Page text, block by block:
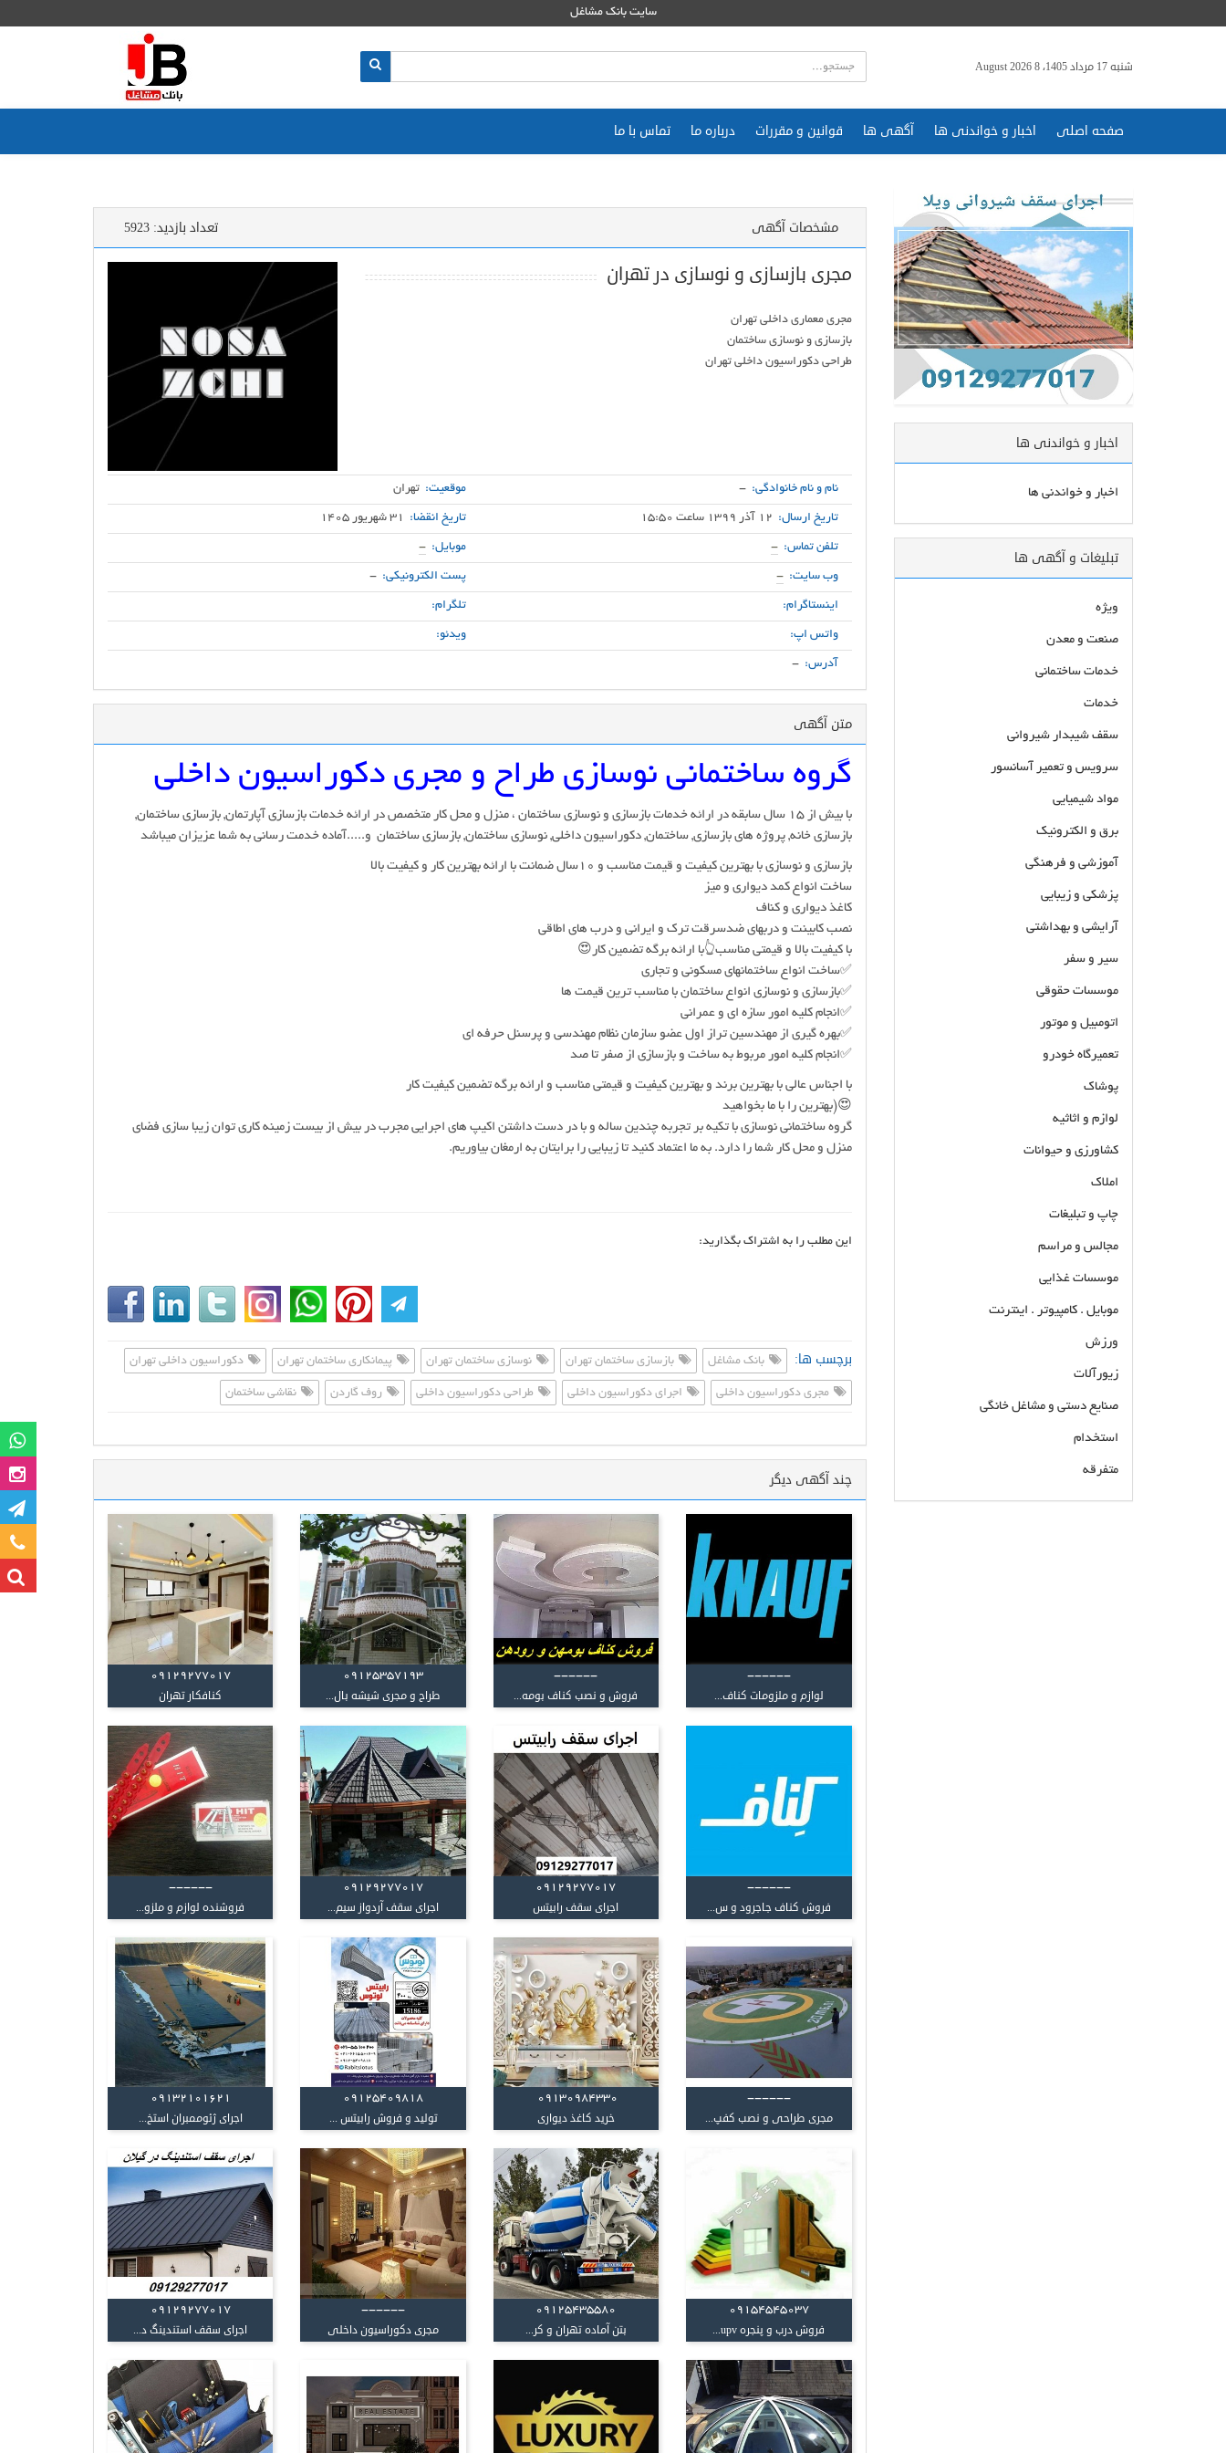
سایت بانک مشاغل
شنبه 17 مرداد 1405، 8 August 2026
صفحه اصلی اخبار و خواندنی ها آگهی ها قوانین و مقررات درباره ما تماس با ما
مشخصات آگهی تعداد بازدید: 5923
مجری بازسازی و نوسازی در تهران
طراحی دکوراسیون داخلی تهران
نام و نام خانوادگی: - موقعیت: تهران
تاریخ ارسال: 12 آذر 1399 ساعت 15:50 تاریخ انقضا: 31 شهریور 1405
تلفن تماس: - موبایل: -
وب سایت: - پست الکترونیکی: -
اینستاگرام: تلگرام:
واتس اپ: ویدئو:
آدرس: -
متن آگهی
گروه ساختمانی نوسازی طراح و مجری دکوراسیون داخلی
با بیش از 15 سال سابقه در ارائه خدمات بازسازی و نوسازی ساختمان ، منزل و محل کار متخصص در ارائه خدمات بازسازی آپارتمان, بازسازی ساختمان,
بازسازی خانه, پروژه های بازسازی, ساختمان, دکوراسیون داخلی, نوسازی ساختمان, بازسازی ساختمان و.....آماده خدمت رسانی به شما عزیزان میباشد
بازسازی و نوسازی با بهترین کیفیت و قیمت مناسب و ۱۰سال ضمانت با ارائه بهترین کار و کیفیت بالا
ساخت انواع کمد دیواری و میز
کاغذ دیواری و کناف
نصب کابینت و دربهای ضدسرقت ترک و ایرانی و درب های اطاقی
با کیفیت بالا و قیمتی مناسب👆با ارائه برگه تضمین کار😍
✅ساخت انواع ساختمانهای مسکونی و تجاری
✅بازسازی و نوسازی انواع ساختمان با مناسب ترین قیمت ها
✅انجام کلیه امور سازه ای و عمرانی
✅بهره گیری از مهندسین تراز اول عضو سازمان نظام مهندسی و پرسنل حرفه ای
✅انجام کلیه امور مربوط به ساخت و بازسازی از صفر تا صد
با اجناس عالی با بهترین برند و بهترین کیفیت و قیمتی مناسب و ارائه برگه تضمین کیفیت کار
😍(بهترین را با ما بخواهید
گروه ساختمانی نوسازی با تکیه بر تجربه چندین ساله و با در دست داشتن اکیپ های اجرایی مجرب در بیش از بیست زمینه کاری توان زیبا سازی فضای
منزل و محل کار شما را دارد. به ما اعتماد کنید تا زیبایی را برایتان به ارمغان بیاوریم.
این مطلب را به اشتراک بگذارید:
برچسب ها: بانک مشاغل بازسازی ساختمان تهران نوسازی ساختمان تهران پیمانکاری ساختمان تهران دکوراسیون داخلی تهران
مجری دکوراسیون داخلی اجرای دکوراسیون داخلی طراحی دکوراسیون داخلی روف گاردن نقاشی ساختمان
چند آگهی دیگر
------
لوازم و ملزومات کناف...
------
فروش و نصب کناف بومه...
09125357193
طراح و مجری شیشه بال...
09129277017
کنافکار تهران
------
فروش کناف جاجرود و س...
09129277017
اجرای سقف رابیتس
09129277017
اجرای سقف آردواز سیم...
------
فروشنده لوازم و ملزو...
------
مجری طراحی و نصب کفپ...
09130984330
خرید کاغذ دیواری
09125409818
تولید و فروش رابیتس ...
09132101621
اجرای ژئوممبران استخ...
09154545037
فروش درب و پنجره upv...
09125435580
بتن آماده تهران و کر...
------
مجری دکوراسیون داخلی
09129277017
اجرای سقف استندینگ د...
اخبار و خواندنی ها
اخبار و خواندنی ها
تبلیغات و آگهی ها
ویژه
صنعت و معدن
خدمات ساختمانی
خدمات
سقف شیبدار شیروانی
سرویس و تعمیر آسانسور
مواد شیمیایی
برق و الکترونیک
آموزشی و فرهنگی
پزشکی و زیبایی
آرایشی و بهداشتی
سیر و سفر
موسسات حقوقی
اتومبیل و موتور
تعمیرگاه خودرو
پوشاک
لوازم و اثاثیه
کشاورزی و حیوانات
املاک
چاپ و تبلیغات
مجالس و مراسم
موسسات غذایی
موبایل . کامپیوتر . اینترنت
ورزش
زیورآلات
صنایع دستی و مشاغل خانگی
استخدام
متفرقه